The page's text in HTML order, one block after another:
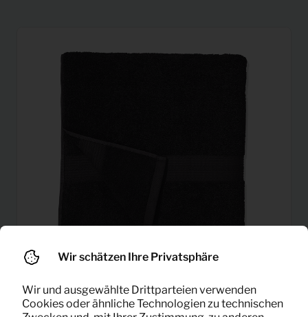
Handtuch mittel
0,38
Pro Monat
Wir schätzen Ihre Privatsphäre
Wir und ausgewählte Drittparteien verwenden
Cookies oder ähnliche Technologien zu technischen